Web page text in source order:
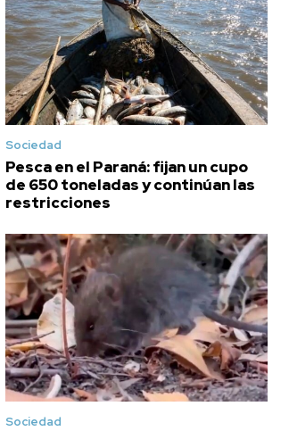
Sociedad
Pesca en el Paraná: fijan un cupo
de 650 toneladas y continúan las
restricciones
Sociedad